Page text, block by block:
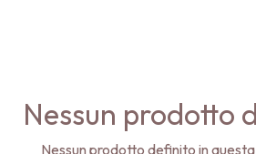
Nessun prodotto
Nessun prodotto definito in